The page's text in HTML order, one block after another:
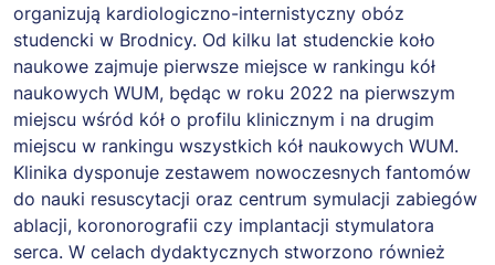
organizują kardiologiczno-internistyczny obóz
studencki w Brodnicy. Od kilku lat studenckie koło
naukowe zajmuje pierwsze miejsce w rankingu kół
naukowych WUM, będąc w roku 2022 na pierwszym
miejscu wśród kół o profilu klinicznym i na drugim
miejscu w rankingu wszystkich kół naukowych WUM.
Klinika dysponuje zestawem nowoczesnych fantomów
do nauki resuscytacji oraz centrum symulacji zabiegów
ablacji, koronorografii czy implantacji stymulatora
serca. W celach dydaktycznych stworzono również